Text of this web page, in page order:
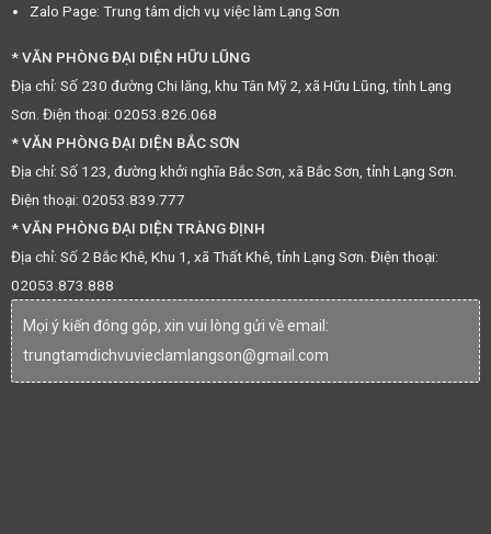
Zalo Page: Trung tâm dịch vụ việc làm Lạng Sơn
* VĂN PHÒNG ĐẠI DIỆN HỮU LŨNG
Địa chỉ: Số 230 đường Chi lăng, khu Tân Mỹ 2, xã Hữu Lũng, tỉnh Lạng
Sơn. Điện thoại: 02053.826.068
* VĂN PHÒNG ĐẠI DIỆN BẮC SƠN
Địa chỉ: Số 123, đường khởi nghĩa Bắc Sơn, xã Bắc Sơn, tỉnh Lạng Sơn.
Điện thoại: 02053.839.777
* VĂN PHÒNG ĐẠI DIỆN TRÀNG ĐỊNH
Địa chỉ: Số 2 Bắc Khê, Khu 1, xã Thất Khê, tỉnh Lạng Sơn. Điện thoại:
02053.873.888
Mọi ý kiến đóng góp, xin vui lòng gửi về email:
trungtamdichvuvieclamlangson@gmail.com